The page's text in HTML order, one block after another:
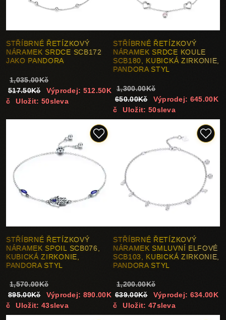
STŘÍBRNÉ ŘETÍZKOVÝ
NÁRAMEK SRDCE SCB172
JAKO PANDORA
1,035.00Kč
517.50Kč
Výprodej: 512.50K
č
Uložit: 50sleva
STŘÍBRNÉ ŘETÍZKOVÝ
NÁRAMEK SRDCE KOULE
SCB180, KUBICKÁ ZIRKONIE,
PANDORA STYL
1,300.00Kč
650.00Kč
Výprodej: 645.00K
č
Uložit: 50sleva
STŘÍBRNÉ ŘETÍZKOVÝ
NÁRAMEK SPOIL SCB076,
KUBICKÁ ZIRKONIE,
PANDORA STYL
1,570.00Kč
895.00Kč
Výprodej: 890.00K
č
Uložit: 43sleva
STŘÍBRNÉ ŘETÍZKOVÝ
NÁRAMEK SMLUVNÍ ELFOVÉ
SCB103, KUBICKÁ ZIRKONIE,
PANDORA STYL
1,200.00Kč
639.00Kč
Výprodej: 634.00K
č
Uložit: 47sleva